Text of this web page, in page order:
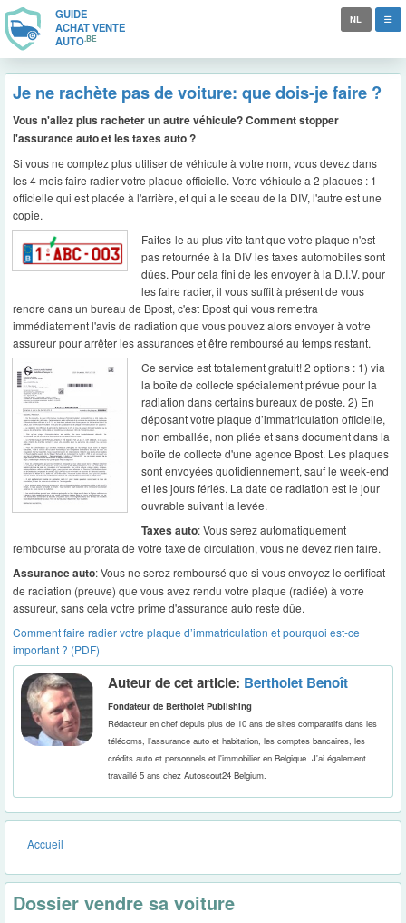
GUIDE
ACHAT VENTE
AUTO.BE
NL
Je ne rachète pas de voiture: que dois-je faire ?
Vous n'allez plus racheter un autre véhicule? Comment stopper
l'assurance auto et les taxes auto ?
Si vous ne comptez plus utiliser de véhicule à votre nom, vous devez dans
les 4 mois faire radier votre plaque officielle. Votre véhicule a 2 plaques : 1
officielle qui est placée à l'arrière, et qui a le sceau de la DIV, l'autre est une
copie.
Faites-le au plus vite tant que votre plaque n'est
pas retournée à la DIV les taxes automobiles sont
dûes. Pour cela fini de les envoyer à la D.I.V. pour
les faire radier, il vous suffit à présent de vous
rendre dans un bureau de Bpost, c'est Bpost qui vous remettra
immédiatement l'avis de radiation que vous pouvez alors envoyer à votre
assureur pour arrêter les assurances et être remboursé au temps restant.
Ce service est totalement gratuit! 2 options : 1) via
la boîte de collecte spécialement prévue pour la
radiation dans certains bureaux de poste. 2) En
déposant votre plaque d’immatriculation officielle,
non emballée, non pliée et sans document dans la
boîte de collecte d'une agence Bpost. Les plaques
sont envoyées quotidiennement, sauf le week-end
et les jours fériés. La date de radiation est le jour
ouvrable suivant la levée.
Taxes auto: Vous serez automatiquement
remboursé au prorata de votre taxe de circulation, vous ne devez rien faire.
Assurance auto: Vous ne serez remboursé que si vous envoyez le certificat
de radiation (preuve) que vous avez rendu votre plaque (radiée) à votre
assureur, sans cela votre prime d'assurance auto reste dûe.
Comment faire radier votre plaque d’immatriculation et pourquoi est-ce
important ? (PDF)
Auteur de cet article: Bertholet Benoît
Fondateur de Bertholet Publishing
Rédacteur en chef depuis plus de 10 ans de sites comparatifs dans les
télécoms, l'assurance auto et habitation, les comptes bancaires, les
crédits auto et personnels et l'immobilier en Belgique. J'ai également
travaillé 5 ans chez Autoscout24 Belgium.
Accueil
Dossier vendre sa voiture